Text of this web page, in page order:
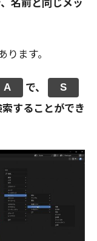
ます。
A で、 S
することができ